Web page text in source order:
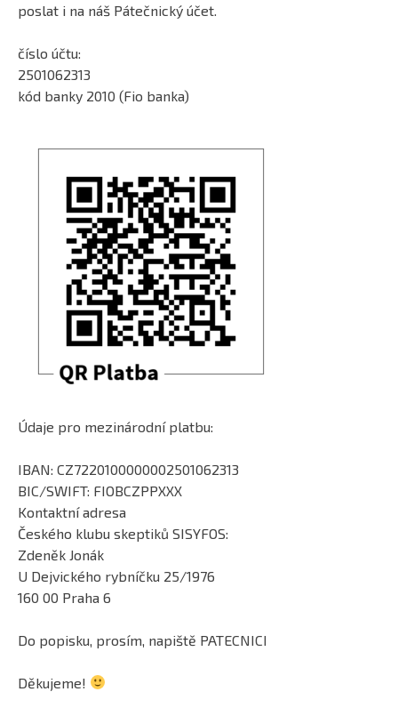
poslat i na náš Pátečnický účet.
číslo účtu:
2501062313
kód banky 2010 (Fio banka)
Údaje pro mezinárodní platbu:
IBAN: CZ7220100000002501062313
BIC/SWIFT: FIOBCZPPXXX
Kontaktní adresa
Českého klubu skeptiků SISYFOS:
Zdeněk Jonák
U Dejvického rybníčku 25/1976
160 00 Praha 6
Do popisku, prosím, napiště PATECNICI
Děkujeme!